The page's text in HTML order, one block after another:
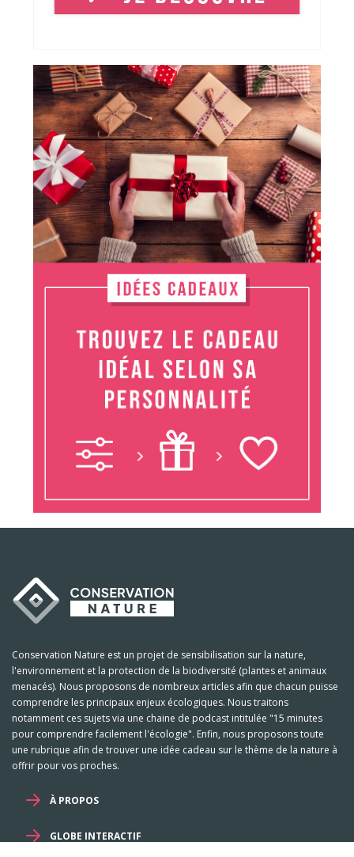
Conservation Nature est un projet de sensibilisation sur la nature,
l'environnement et la protection de la biodiversité (plantes et animaux
menacés). Nous proposons de nombreux articles afin que chacun puisse
comprendre les principaux enjeux écologiques. Nous traitons
notamment ces sujets via une chaine de podcast intitulée "15 minutes
pour comprendre facilement l'écologie". Enfin, nous proposons toute
une rubrique afin de trouver une idée cadeau sur le thème de la nature à
offrir pour vos proches.
À PROPOS
GLOBE INTERACTIF